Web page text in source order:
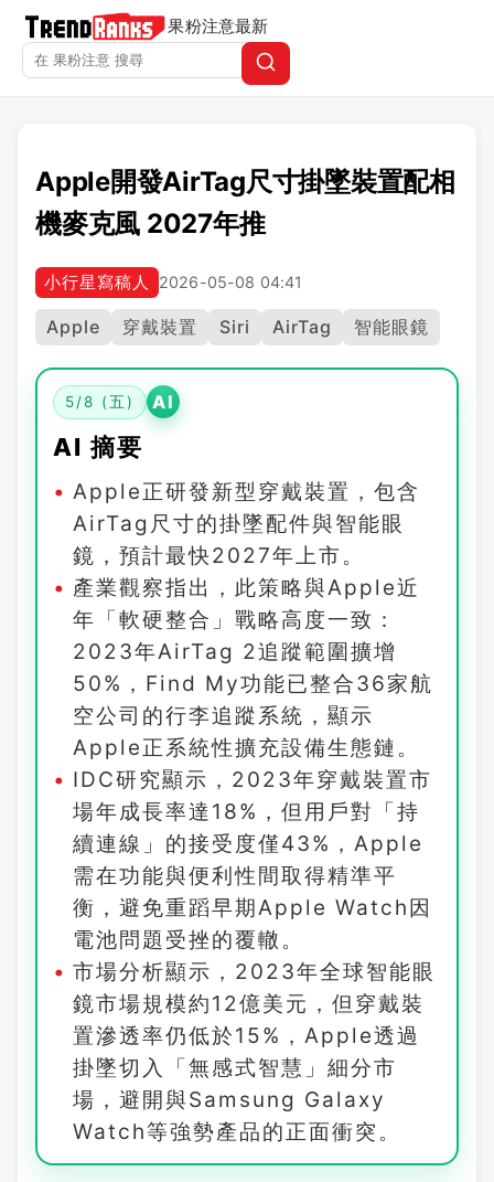
果粉注意最新
Apple開發AirTag尺寸掛墜裝置配相
機麥克風 2027年推
小行星寫稿人 2026-05-08 04:41
Apple 穿戴裝置 Siri AirTag 智能眼鏡
5/8 (五) AI
AI 摘要
Apple正研發新型穿戴裝置，包含
AirTag尺寸的掛墜配件與智能眼
鏡，預計最快2027年上市。
產業觀察指出，此策略與Apple近
年「軟硬整合」戰略高度一致：
2023年AirTag 2追蹤範圍擴增
50%，Find My功能已整合36家航
空公司的行李追蹤系統，顯示
Apple正系統性擴充設備生態鏈。
IDC研究顯示，2023年穿戴裝置市
場年成長率達18%，但用戶對「持
續連線」的接受度僅43%，Apple
需在功能與便利性間取得精準平
衡，避免重蹈早期Apple Watch因
電池問題受挫的覆轍。
市場分析顯示，2023年全球智能眼
鏡市場規模約12億美元，但穿戴裝
置滲透率仍低於15%，Apple透過
掛墜切入「無感式智慧」細分市
場，避開與Samsung Galaxy
Watch等強勢產品的正面衝突。